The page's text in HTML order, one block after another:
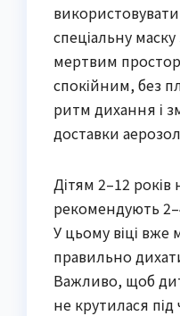
спеціальну
мертвим
спокійним, без
ритм дихання і
доставки
Дітям 2–12 років
рекомендують
У цьому віці
правильно
Важливо, щоб
не крутилася